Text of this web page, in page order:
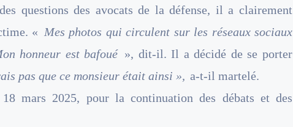
questions des avocats de la défense, il a clairement
« Mes photos qui circulent sur les réseaux sociaux
honneur est bafoué », dit-il. Il a décidé de se porter
pas que ce monsieur était ainsi », a-t-il martelé.
mars 2025, pour la continuation des débats et des